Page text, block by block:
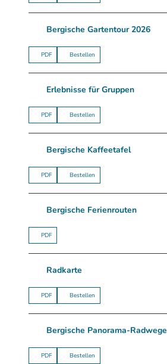
Bergische Gartentour 2026
PDF Bestellen
Erlebnisse für Gruppen
PDF Bestellen
Bergische Kaffeetafel
PDF Bestellen
Bergische Ferienrouten
PDF
Radkarte
PDF Bestellen
Bergische Panorama-Radwege
PDF Bestellen